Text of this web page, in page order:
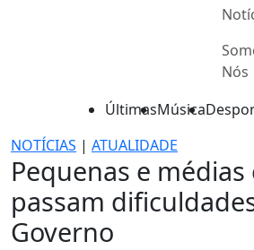
Nós
ÚltimasMúsica
NOTÍCIAS | ATUALIDADE
Pequenas e
passam
Governo